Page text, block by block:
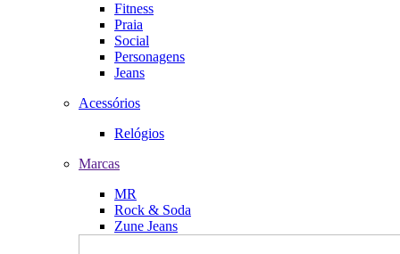
Fitness
Praia
Social
Personagens
Jeans
Acessórios
Relógios
Marcas
MR
Rock & Soda
Zune Jeans